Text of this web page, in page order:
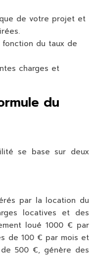
de votre projet et
du taux de
charges et
du
se base sur deux
par la location du
locatives et des
loué 1000 € par
de 100 € par mois et
500 €, génère des